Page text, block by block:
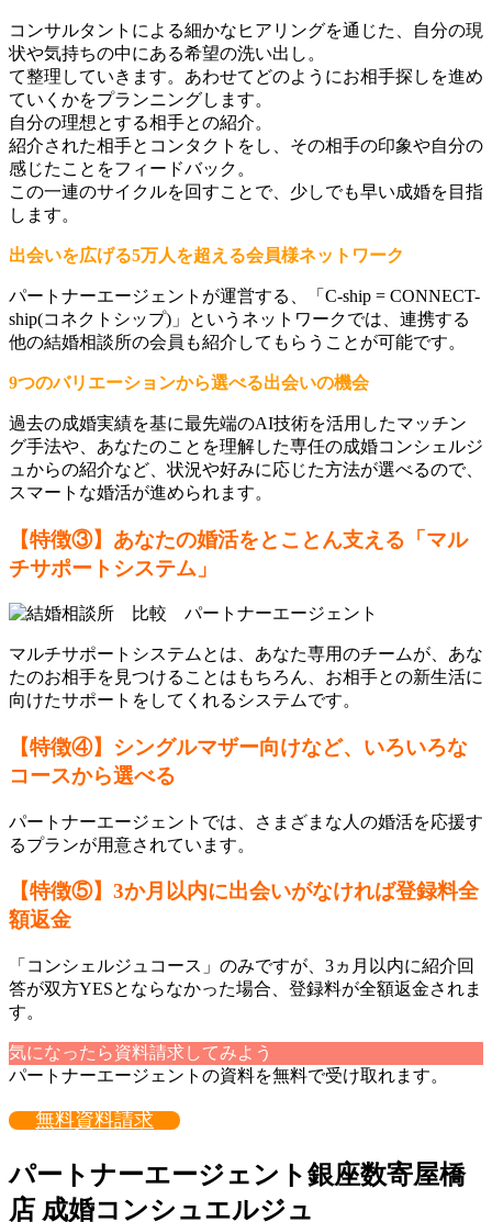
コンサルタントによる細かなヒアリングを通じた、自分の現
状や気持ちの中にある希望の洗い出し。
て整理していきます。あわせてどのようにお相手探しを進め
ていくかをプランニングします。
自分の理想とする相手との紹介。
紹介された相手とコンタクトをし、その相手の印象や自分の
感じたことをフィードバック。
この一連のサイクルを回すことで、少しでも早い成婚を目指
します。
出会いを広げる5万人を超える会員様ネットワーク
パートナーエージェントが運営する、「C-ship = CONNECT-
ship(コネクトシップ)」というネットワークでは、連携する
他の結婚相談所の会員も紹介してもらうことが可能です。
9つのバリエーションから選べる出会いの機会
過去の成婚実績を基に最先端のAI技術を活用したマッチン
グ手法や、あなたのことを理解した専任の成婚コンシェルジ
ュからの紹介など、状況や好みに応じた方法が選べるので、
スマートな婚活が進められます。
【特徴③】あなたの婚活をとことん支える「マル
チサポートシステム」
マルチサポートシステムとは、あなた専用のチームが、あな
たのお相手を見つけることはもちろん、お相手との新生活に
向けたサポートをしてくれるシステムです。
【特徴④】シングルマザー向けなど、いろいろな
コースから選べる
パートナーエージェントでは、さまざまな人の婚活を応援す
るプランが用意されています。
【特徴⑤】3か月以内に出会いがなければ登録料全
額返金
「コンシェルジュコース」のみですが、3ヵ月以内に紹介回
答が双方YESとならなかった場合、登録料が全額返金されま
す。
気になったら資料請求してみよう
パートナーエージェントの資料を無料で受け取れます。
無料資料請求
パートナーエージェント銀座数寄屋橋
店 成婚コンシュエルジュ